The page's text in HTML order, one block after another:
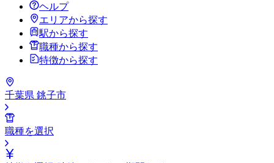
ヘルプ
エリアから探す
駅から探す
職種から探す
特徴から探す
千葉県 銚子市
職種を選択